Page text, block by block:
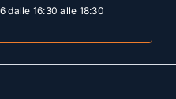
dalle 16:30 alle 18:30